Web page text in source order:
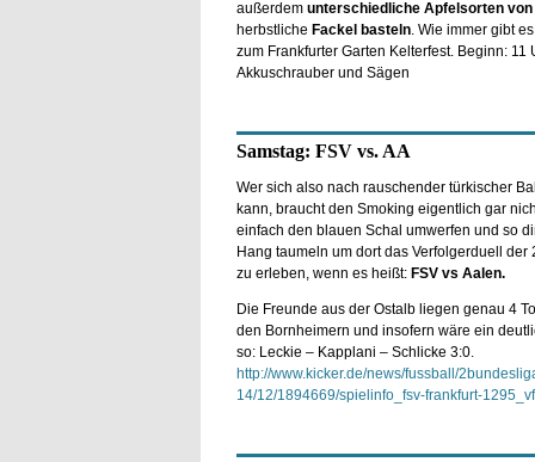
außerdem unterschiedliche Apfelsorten
herbstliche Fackel basteln. Wie immer gibt
zum Frankfurter Garten Kelterfest. Beginn:
Akkuschrauber und Sägen
Samstag: FSV vs. AA
Wer sich also nach rauschender türkischer
kann, braucht den Smoking eigentlich gar
einfach den blauen Schal umwerfen und so
Hang taumeln um dort das Verfolgerduell
zu erleben, wenn es heißt: FSV vs Aalen.
Die Freunde aus der Ostalb liegen genau 4
den Bornheimern und insofern wäre ein
so: Leckie – Kapplani – Schlicke 3:0.
http://www.kicker.de/news/fussball/
14/12/1894669/spielinfo_fsv-frankfurt-